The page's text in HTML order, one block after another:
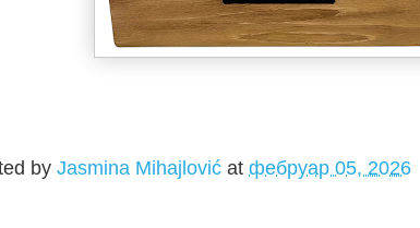
by Jasmina Mihajlović at фебруар 05, 2026